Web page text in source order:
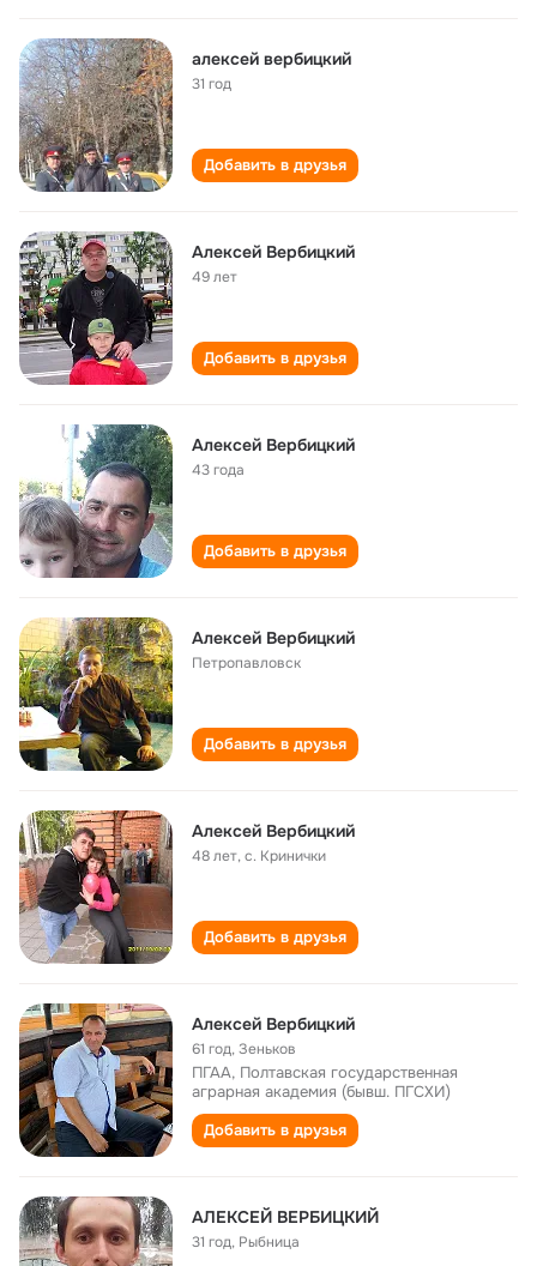
алексей вербицкий
31 год
Добавить в друзья
Алексей Вербицкий
49 лет
Добавить в друзья
Алексей Вербицкий
43 года
Добавить в друзья
Алексей Вербицкий
Петропавловск
Добавить в друзья
Алексей Вербицкий
48 лет,с. Кринички
Добавить в друзья
Алексей Вербицкий
61 год,Зеньков
ПГАА, Полтавская государственная
аграрная академия (бывш. ПГСХИ)
Добавить в друзья
АЛЕКСЕЙ ВЕРБИЦКИЙ
31 год, Рыбница